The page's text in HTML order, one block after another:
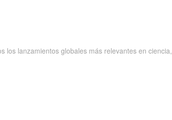
los lanzamientos globales más relevantes en ciencia,